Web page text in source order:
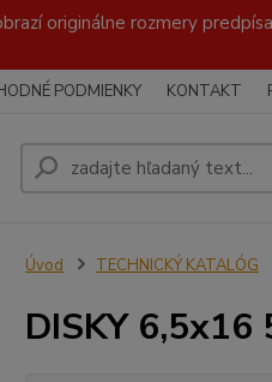
originálne rozmery
PODMIENKY KONTAKT
Úvod TECHNICKÝ KATALÓG
DISKY 6,5x16